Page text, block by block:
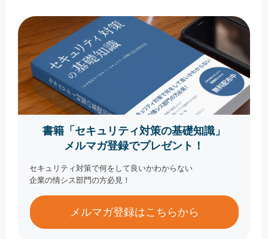
書籍「セキュリティ対策の基礎知識」
メルマガ登録でプレゼント！
セキュリティ対策で何をして良いかわからない
企業の情シス部門の方必見！
メルマガ登録はこちらから